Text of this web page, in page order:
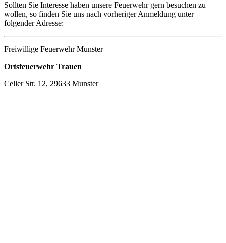
Sollten Sie Interesse haben unsere Feuerwehr gern besuchen zu
wollen, so finden Sie uns nach vorheriger Anmeldung unter
folgender Adresse:
Freiwillige Feuerwehr Munster
Ortsfeuerwehr Trauen
Celler Str. 12, 29633 Munster